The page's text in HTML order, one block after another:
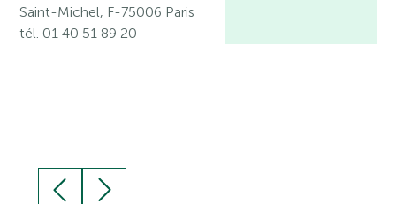
Saint-Michel, F-75006 Paris
tél. 01 40 51 89 20